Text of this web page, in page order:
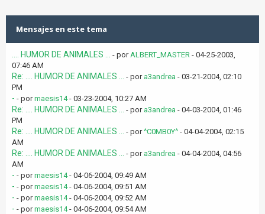
Mensajes en este tema
.... HUMOR DE ANIMALES ... - porALBERT_MASTER - 04-25-2003,
07:46 AM
Re: .... HUMOR DE ANIMALES ... - por a3andrea - 03-21-2004, 02:10
PM
- - pormaesis14- 03-23-2004, 10:27 AM
Re: .... HUMOR DE ANIMALES ... - por a3andrea - 04-03-2004, 01:46
PM
Re: .... HUMOR DE ANIMALES ... - por^C0MB0Y^ - 04-04-2004, 02:15
AM
Re: .... HUMOR DE ANIMALES ... - por a3andrea - 04-04-2004, 04:56
AM
- - pormaesis14- 04-06-2004, 09:49 AM
- - pormaesis14- 04-06-2004, 09:51 AM
- - pormaesis14- 04-06-2004, 09:52 AM
- - pormaesis14- 04-06-2004, 09:54 AM